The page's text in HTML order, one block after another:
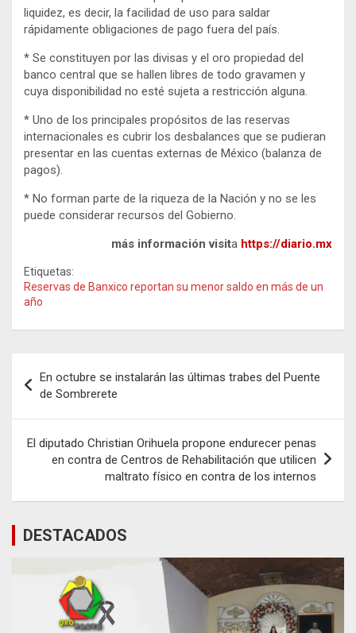
liquidez, es decir, la facilidad de uso para saldar
rápidamente obligaciones de pago fuera del país.
* Se constituyen por las divisas y el oro propiedad del
banco central que se hallen libres de todo gravamen y
cuya disponibilidad no esté sujeta a restricción alguna.
* Uno de los principales propósitos de las reservas
internacionales es cubrir los desbalances que se pudieran
presentar en las cuentas externas de México (balanza de
pagos).
* No forman parte de la riqueza de la Nación y no se les
puede considerar recursos del Gobierno.
más información visita https://diario.mx
Etiquetas:
Reservas de Banxico reportan su menor saldo en más de un
año
de
entradas
En octubre se instalarán las últimas trabes del Puente
de Sombrerete
El diputado Christian Orihuela propone endurecer penas
en contra de Centros de Rehabilitación que utilicen
maltrato físico en contra de los internos
DESTACADOS